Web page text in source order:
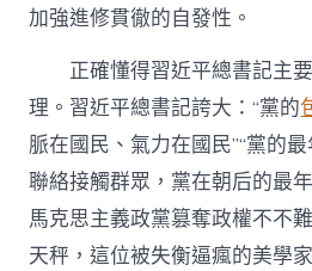
加強進修貫徹的自發性。
正確懂得習近平總書記主
理。習近平總書記誇大：“黨的
脈在國民、氣力在國民”“黨的
聯絡接觸群眾，黨在朝后的最
馬克思主義政黨篡奪政權不不
天秤，這位被失衡逼瘋的美學